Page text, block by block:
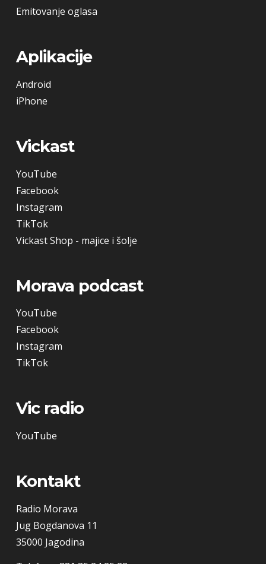
Emitovanje oglasa
Aplikacije
Android
iPhone
Vickast
YouTube
Facebook
Instagram
TikTok
Vickast Shop - majice i šolje
Morava podcast
YouTube
Facebook
Instagram
TikTok
Vic radio
YouTube
Kontakt
Radio Morava
Jug Bogdanova 11
35000 Jagodina